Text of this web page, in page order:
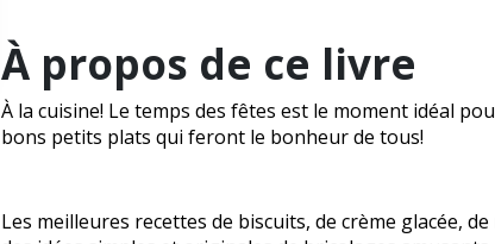
À propos de ce livre
À la cuisine! Le temps des fêtes est le moment idéal
bons petits plats qui feront le bonheur de tous!
Les meilleures recettes de biscuits, de crème glacée,